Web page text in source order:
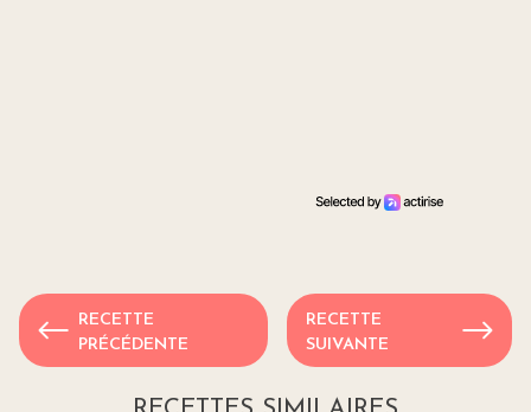
RECETTE
PRÉCÉDENTE
RECETTE
SUIVANTE